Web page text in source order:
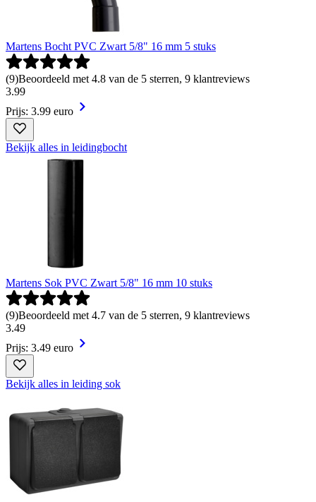
Martens Bocht PVC Zwart 5/8" 16 mm 5 stuks
(9)Beoordeeld met 4.8 van de 5 sterren, 9 klantreviews
3.99
Prijs: 3.99 euro
Bekijk alles in leidingbocht
Martens Sok PVC Zwart 5/8" 16 mm 10 stuks
(9)Beoordeeld met 4.7 van de 5 sterren, 9 klantreviews
3.49
Prijs: 3.49 euro
Bekijk alles in leiding sok